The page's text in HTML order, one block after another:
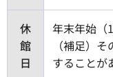
休
館
日
年末年始（
（補足）
することが